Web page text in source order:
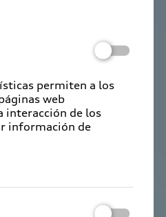
permiten a los
web
interacción de los
información de